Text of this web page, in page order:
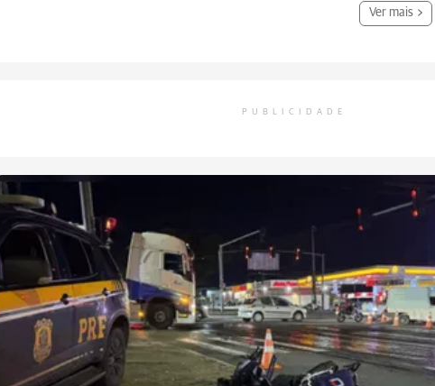
Ver mais
PUBLICIDADE